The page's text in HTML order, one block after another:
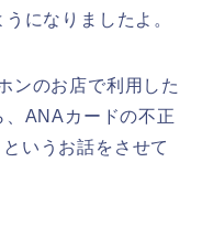
になりましたよ。
ンのお店で利用した
ANAカードの不正
いうお話をさせて